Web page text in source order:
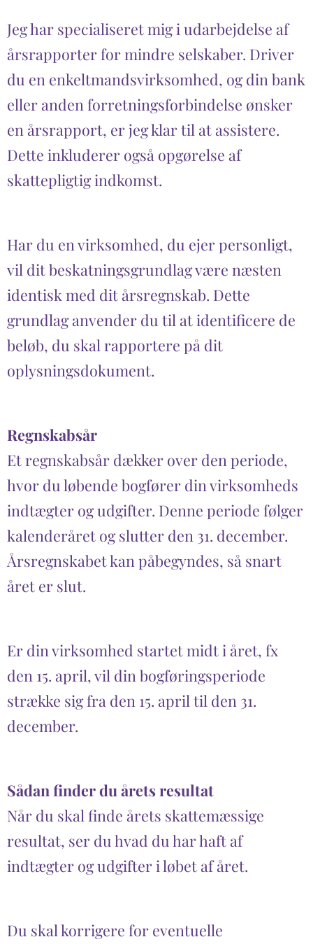
Jeg har specialiseret mig i udarbejdelse af
årsrapporter for mindre selskaber. Driver
du en enkeltmandsvirksomhed, og din bank
eller anden forretningsforbindelse ønsker
en årsrapport, er jeg klar til at assistere.
Dette inkluderer også opgørelse af
skattepligtig indkomst.
Har du en virksomhed, du ejer personligt,
vil dit beskatningsgrundlag være næsten
identisk med dit årsregnskab. Dette
grundlag anvender du til at identificere de
beløb, du skal rapportere på dit
oplysningsdokument.
Regnskabsår
Et regnskabsår dækker over den periode,
hvor du løbende bogfører din virksomheds
indtægter og udgifter. Denne periode følger
kalenderåret og slutter den 31. december.
Årsregnskabet kan påbegyndes, så snart
året er slut.
Er din virksomhed startet midt i året, fx
den 15. april, vil din bogføringsperiode
strække sig fra den 15. april til den 31.
december.
Sådan finder du årets resultat
Når du skal finde årets skattemæssige
resultat, ser du hvad du har haft af
indtægter og udgifter i løbet af året.
Du skal korrigere for eventuelle